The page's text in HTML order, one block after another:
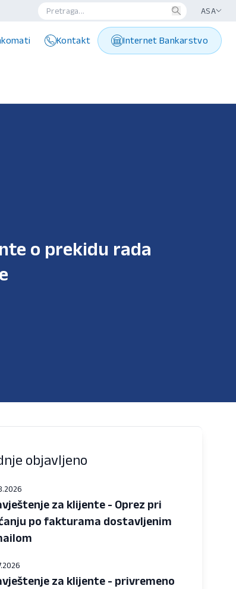
ASA
Kontakt Internet Bankarstvo
o prekidu rada
objavljeno
za klijente - Oprez pri
po fakturama dostavljenim
za klijente - privremeno